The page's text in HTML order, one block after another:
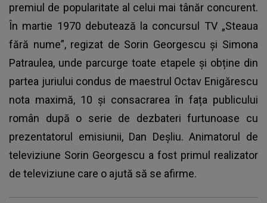
premiul de popularitate al celui mai tânăr concurent.
În martie 1970 debutează la concursul TV „Steaua
fără nume”, regizat de Sorin Georgescu și Simona
Patraulea, unde parcurge toate etapele și obține din
partea juriului condus de maestrul Octav Enigărescu
nota maximă, 10 și consacrarea în fața publicului
român după o serie de dezbateri furtunoase cu
prezentatorul emisiunii, Dan Deșliu. Animatorul de
televiziune Sorin Georgescu a fost primul realizator
de televiziune care o ajută să se afirme.